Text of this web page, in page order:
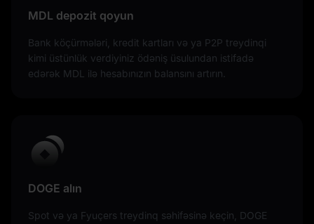
MDL depozit qoyun
Bank köçürmələri, kredit kartları və ya P2P treydinqi
kimi üstünlük verdiyiniz ödəniş üsulundan istifadə
edərək MDL ilə hesabınızın balansını artırın.
DOGE alın
Spot və ya Fyuçers treydinq səhifəsinə keçin, DOGE